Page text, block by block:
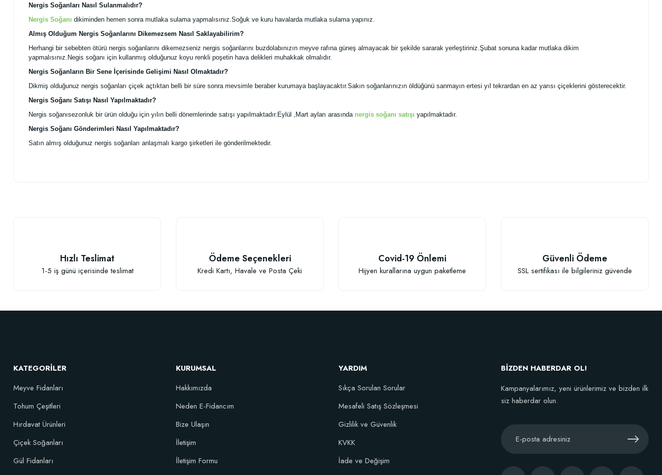
Nergis Soğanları Nasıl Sulanmalıdır?
Nergis Soğanı dikiminden hemen sonra mutlaka sulama yapmalısınız.Soğuk ve kuru havalarda mutlaka sulama yapınız.
Almış Olduğum Nergis Soğanlarını Dikemezsem Nasıl Saklayabilirim?
Herhangi bir sebebten ötürü nergis soğanlarını dikemezseniz nergis soğanlarını buzdolabınızın meyve rafına güneş almayacak bir şekilde sararak yerleştiriniz.Şubat sonuna kadar mutlaka dikim
yapmalısınız.Negis soğanı için kullanmış olduğunuz koyu renkli poşetin hava delikleri muhakkak olmalıdır.
Nergis Soğanların Bir Sene İçerisinde Gelişimi Nasıl Olmaktadır?
Dikmiş olduğunuz nergis soğanları çiçek açtıktan belli bir süre sonra mevsimle beraber kurumaya başlayacaktır.Sakın soğanlarınızın öldüğünü sanmayın ertesi yıl tekrardan en az yarısı çiçeklerini gösterecektir.
Nergis Soğanı Satışı Nasıl Yapılmaktadır?
Nergis soğanısezonluk bir ürün olduğu için yılın belli dönemlerinde satışı yapılmaktadır.Eylül ,Mart ayları arasında nergis soğanı satışı yapılmaktadır.
Nergis Soğanı Gönderimleri Nasıl Yapılmaktadır?
Satın almış olduğunuz nergis soğanları anlaşmalı kargo şirketleri ile gönderilmektedir.
Ürün fiyatı diğer sitelerden daha pahalı.
Bu ürüne benzer farklı alternatifler olmalı.
Hızlı Teslimat
1-5 iş günü içerisinde teslimat
Ödeme Seçenekleri
Kredi Kartı, Havale ve Posta Çeki
Covid-19 Önlemi
Hijyen kurallarına uygun paketleme
Güvenli Ödeme
SSL sertifikası ile bilgileriniz güvende
KATEGORİLER
Meyve Fidanları
Tohum Çeşitleri
Hırdavat Ürünleri
Çiçek Soğanları
Gül Fidanları
KURUMSAL
Hakkımızda
Neden E-Fidancım
Bize Ulaşın
İletişim
İletişim Formu
YARDIM
Sıkça Sorulan Sorular
Mesafeli Satış Sözleşmesi
Gizlilik ve Güvenlik
KVKK
İade ve Değişim
BİZDEN HABERDAR OL!
Kampanyalarımız, yeni ürünlerimiz ve bizden ilk
siz haberdar olun.